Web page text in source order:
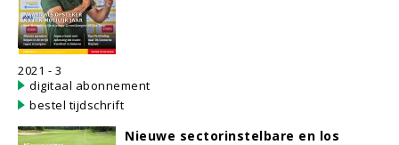
2021 - 3
digitaal abonnement
bestel tijdschrift
Nieuwe sectorinstelbare en los